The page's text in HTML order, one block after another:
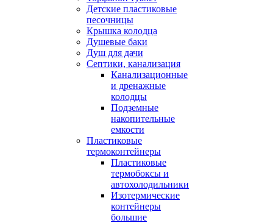
Детские пластиковые
песочницы
Крышка колодца
Душевые баки
Душ для дачи
Септики, канализация
Канализационные
и дренажные
колодцы
Подземные
накопительные
емкости
Пластиковые
термоконтейнеры
Пластиковые
термобоксы и
автохолодильники
Изотермические
контейнеры
большие